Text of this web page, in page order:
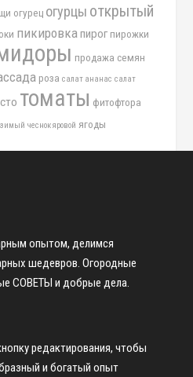
огурец огурцы открытый
пикировкапирог пирожки
продажа семян
роза салат ананас салат
томаты фитофтора
чеснок яровой ягоды
опытом, делимся
шедевров. Огородные
СОВЕТЫ и добрые дела.
редактирования, чтобы
и богатый опыт